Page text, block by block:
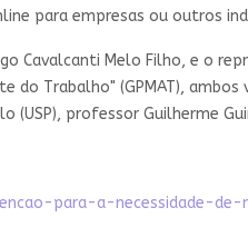
para empresas ou outros
Cavalcanti Melo Filho, e o
do Trabalho" (GPMAT), ambos
(USP), professor Guilherme
para-a-necessidade-